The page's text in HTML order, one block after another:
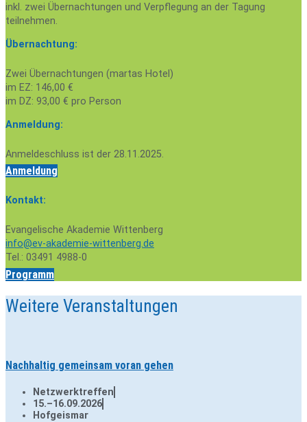
inkl. zwei Übernachtungen und Verpflegung an der Tagung
teilnehmen.
Übernachtung:
Zwei Übernachtungen (martas Hotel)
im EZ: 146,00 €
im DZ: 93,00 € pro Person
Anmeldung:
Anmeldeschluss ist der 28.11.2025.
Anmeldung
Kontakt:
Evangelische Akademie Wittenberg
info@ev-akademie-wittenberg.de
Tel.: 03491 4988-0
Programm
Weitere Veranstaltungen
Nachhaltig gemeinsam voran gehen
Netzwerktreffen
15.–16.09.2026
Hofgeismar